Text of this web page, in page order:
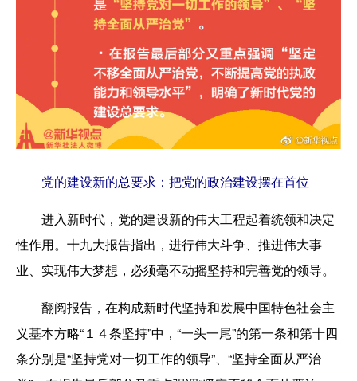
党的建设新的总要求：把党的政治建设摆在首位
进入新时代，党的建设新的伟大工程起着统领和决定
性作用。十九大报告指出，进行伟大斗争、推进伟大事
业、实现伟大梦想，必须毫不动摇坚持和完善党的领导。
翻阅报告，在构成新时代坚持和发展中国特色社会主
义基本方略“１４条坚持”中，“一头一尾”的第一条和第十四
条分别是“坚持党对一切工作的领导”、“坚持全面从严治